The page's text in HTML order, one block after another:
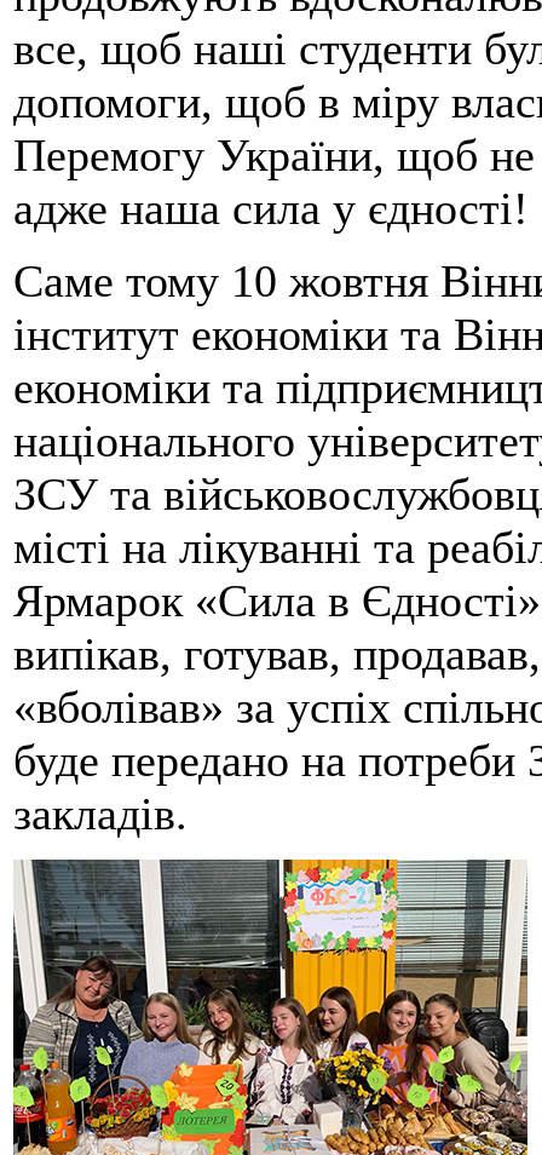
все, щоб наші студенти
допомоги, щоб в міру
Перемогу України, щоб не
адже наша сила у єдності!
Саме тому 10 жовтня
інститут економіки та
економіки та
національного
ЗСУ та
місті на лікуванні та
Ярмарок «Сила в
випікав, готував,
«вболівав» за успіх
буде передано на потреби
закладів.